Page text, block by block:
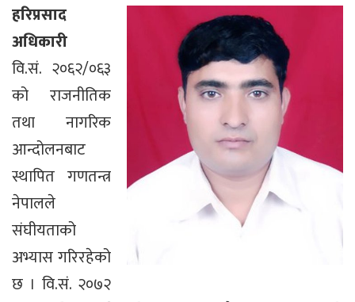
हरिप्रसाद
अधिकारी
वि.सं. २०६२/०६३
को राजनीतिक
तथा नागरिक
आन्दोलनबाट
स्थापित गणतन्त्र
नेपालले
संघीयताको
अभ्यास गरिरहेको
छ । वि.सं. २०७२